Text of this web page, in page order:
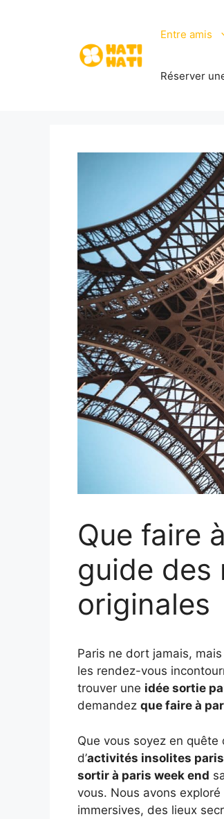
Entre amis
Réserver
Que faire
guide des
originales
Paris ne dort jamais,
les rendez-vous
trouver une idée sortie
demandez que faire à
Que vous soyez en quête
d’activités insolites paris
sortir à paris week end
vous. Nous avons
immersives, des lieux